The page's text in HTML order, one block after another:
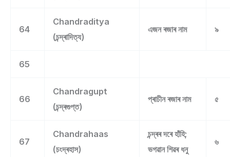
64
Chandraditya
(চন্দ্ৰাদিত্য)
এজন ৰজাৰ নাম ৯
65
66
Chandragupt
(চন্দ্ৰগুপ্ত)
প্ৰাচীন ৰজাৰ নাম ৫
67
Chandrahaas
(চংদ্ৰহাস)
চন্দ্ৰৰ দৰে হাঁহি;
ভগৱান শিৱৰ ধনু
৬